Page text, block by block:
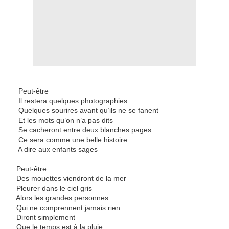
Peut-être
Il restera quelques photographies
Quelques sourires avant qu’ils ne se fanent
Et les mots qu’on n’a pas dits
Se cacheront entre deux blanches pages
Ce sera comme une belle histoire
A dire aux enfants sages
Peut-être
Des mouettes viendront de la mer
Pleurer dans le ciel gris
Alors les grandes personnes
Qui ne comprennent jamais rien
Diront simplement
Que le temps est à la pluie